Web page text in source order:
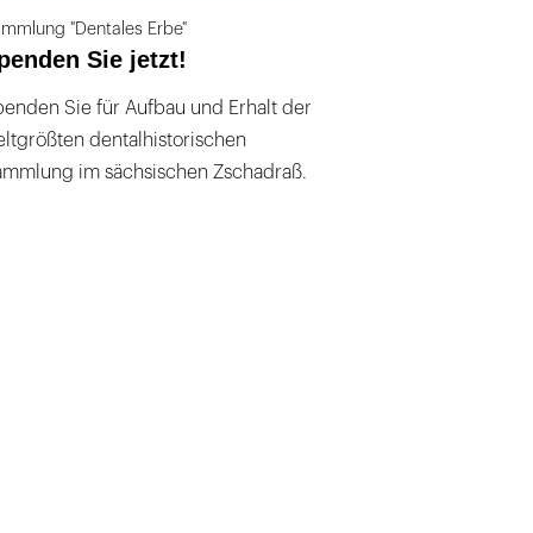
"Dentales Erbe"
Sie jetzt!
Sie für Aufbau und Erhalt der
dentalhistorischen
im sächsischen Zschadraß.